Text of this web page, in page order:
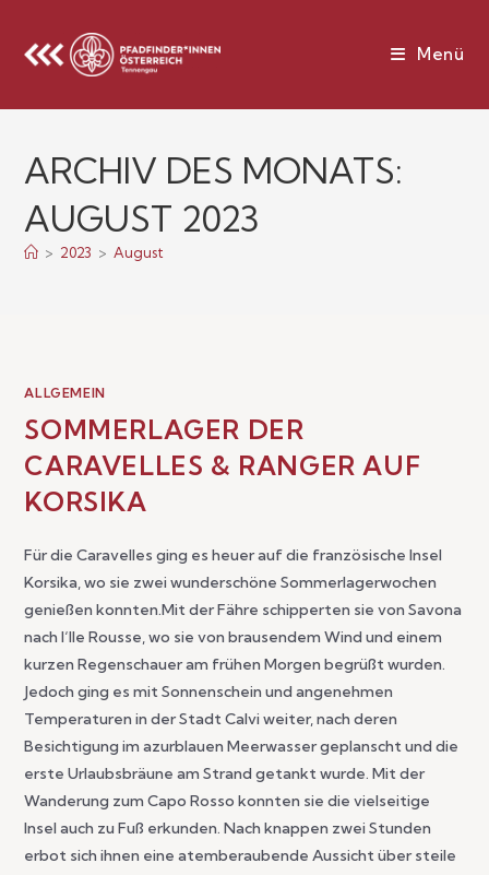
Menü
ARCHIV DES MONATS:
AUGUST 2023
> 2023 > August
ALLGEMEIN
SOMMERLAGER DER
CARAVELLES & RANGER AUF
KORSIKA
Für die Caravelles ging es heuer auf die französische Insel
Korsika, wo sie zwei wunderschöne Sommerlagerwochen
genießen konnten.Mit der Fähre schipperten sie von Savona
nach I‘lle Rousse, wo sie von brausendem Wind und einem
kurzen Regenschauer am frühen Morgen begrüßt wurden.
Jedoch ging es mit Sonnenschein und angenehmen
Temperaturen in der Stadt Calvi weiter, nach deren
Besichtigung im azurblauen Meerwasser geplanscht und die
erste Urlaubsbräune am Strand getankt wurde. Mit der
Wanderung zum Capo Rosso konnten sie die vielseitige
Insel auch zu Fuß erkunden. Nach knappen zwei Stunden
erbot sich ihnen eine atemberaubende Aussicht über steile